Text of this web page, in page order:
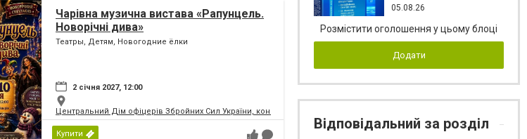
Чарівна музична вистава «Рапунцель.
Новорічні дива»
Театры, Детям, Новогодние ёлки
2 січня 2027, 12:00
Центральний Дім офіцерів Збройних Сил України, концертний зал
Купити
05.08.26
Розмістити оголошення у цьому блоці
Додати
Відповідальний за розділ